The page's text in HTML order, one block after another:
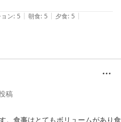
社までは車で１０分程度の距離な
を見ることができました。神楽の
変優雅で美しいものであることに
現できたので、次回は境港の蟹シー
別館」でした。
ン: 5 | 朝食: 5 | 夕食: 5 |
稿
。食事はとてもボリュームがあり食